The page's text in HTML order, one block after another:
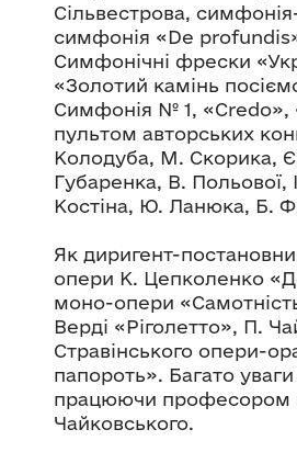
Сільвестрова,
симфонія «De
Симфонічні фрески
«Золотий камінь
Симфонія № 1, «Credo»,
пультом авторських
Колодуба, М. Скорика,
Губаренка, В.
Костіна, Ю. Ланюка, Б.
Як диригент-
опери К. Цепколенко
моно-опери
Верді «Ріголетто», П.
Стравінського опери-
папороть». Багато
працюючи професором в
Чайковського.